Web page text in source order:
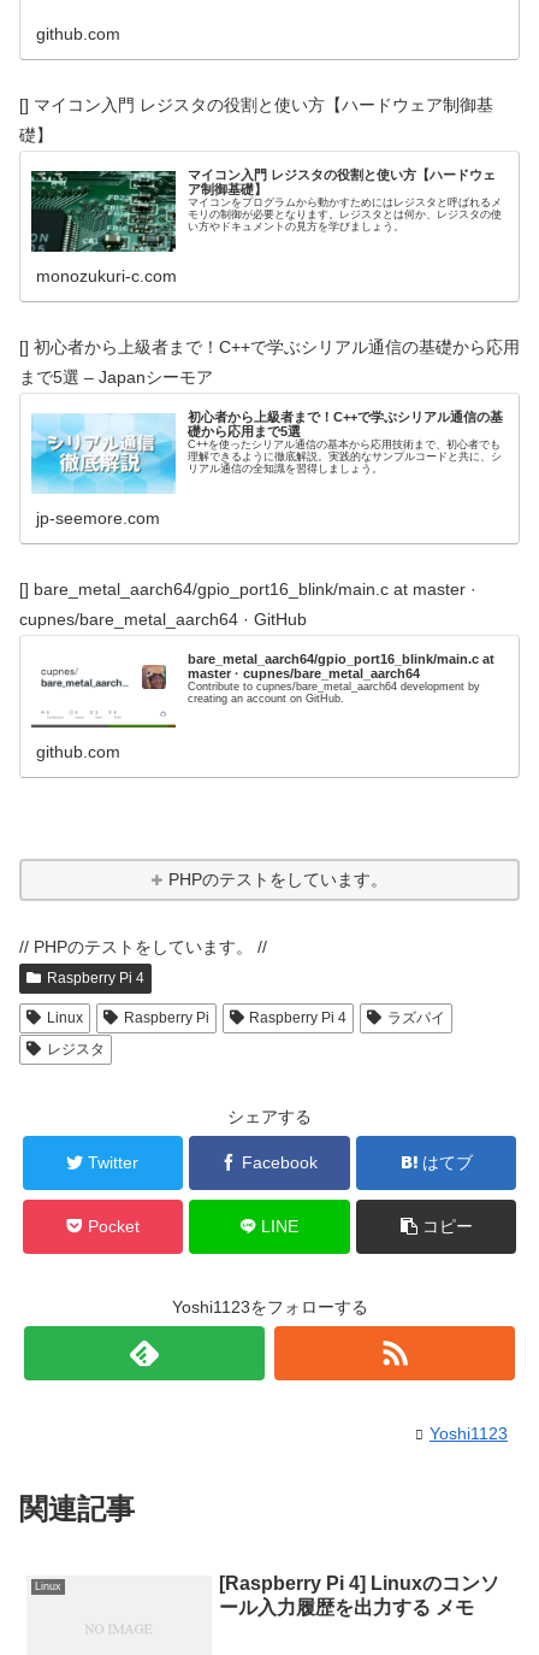
github.com
[] マイコン入門 レジスタの役割と使い方【ハードウェア制御基
礎】
マイコン入門 レジスタの役割と使い方【ハードウェ
ア制御基礎】
マイコンをプログラムから動かすためにはレジスタと呼ばれるメ
モリの制御が必要となります。レジスタとは何か、レジスタの使
い方やドキュメントの見方を学びましょう。
monozukuri-c.com
[] 初心者から上級者まで！C++で学ぶシリアル通信の基礎から応用
まで5選 – Japanシーモア
初心者から上級者まで！C++で学ぶシリアル通信の基
礎から応用まで5選
C++を使ったシリアル通信の基本から応用技術まで、初心者でも
理解できるように徹底解説。実践的なサンプルコードと共に、シ
リアル通信の全知識を習得しましょう。
jp-seemore.com
[] bare_metal_aarch64/gpio_port16_blink/main.c at master ·
cupnes/bare_metal_aarch64 · GitHub
bare_metal_aarch64/gpio_port16_blink/main.c at
master · cupnes/bare_metal_aarch64
Contribute to cupnes/bare_metal_aarch64 development by
creating an account on GitHub.
github.com
PHPのテストをしています。
// PHPのテストをしています。 //
Raspberry Pi 4
Linux Raspberry Pi Raspberry Pi 4
ラズパイ
レジスタ
シェアする
Twitter Facebook はてブ
Pocket LINE コピー
Yoshi1123をフォローする
Yoshi1123
関連記事
Linux
[Raspberry Pi 4] Linuxのコンソ
ール入力履歴を出力する メモ